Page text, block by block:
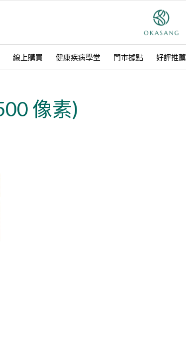
線上購買 健康疾病學堂 門市據點 好評推薦
像素)